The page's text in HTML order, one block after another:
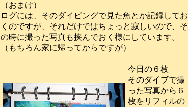
（おまけ）
ログには、そのダイビングで見た魚とか記録してお
くのですが、それだけではちょっと寂しいので、そ
の時に撮った写真も挟んでおく様にしています。
（もちろん家に帰ってからですが）
今日の６枚
そのダイブで撮
った写真から６
枚をリフィルの